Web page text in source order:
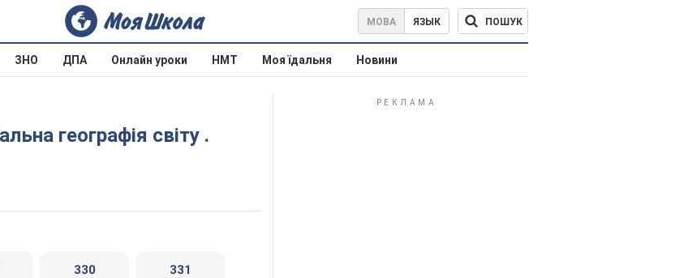
МОВА ЯЗЫК ПОШУК
ЗНО ДПА Онлайн уроки НМТ Моя їдальня Новини
330 331